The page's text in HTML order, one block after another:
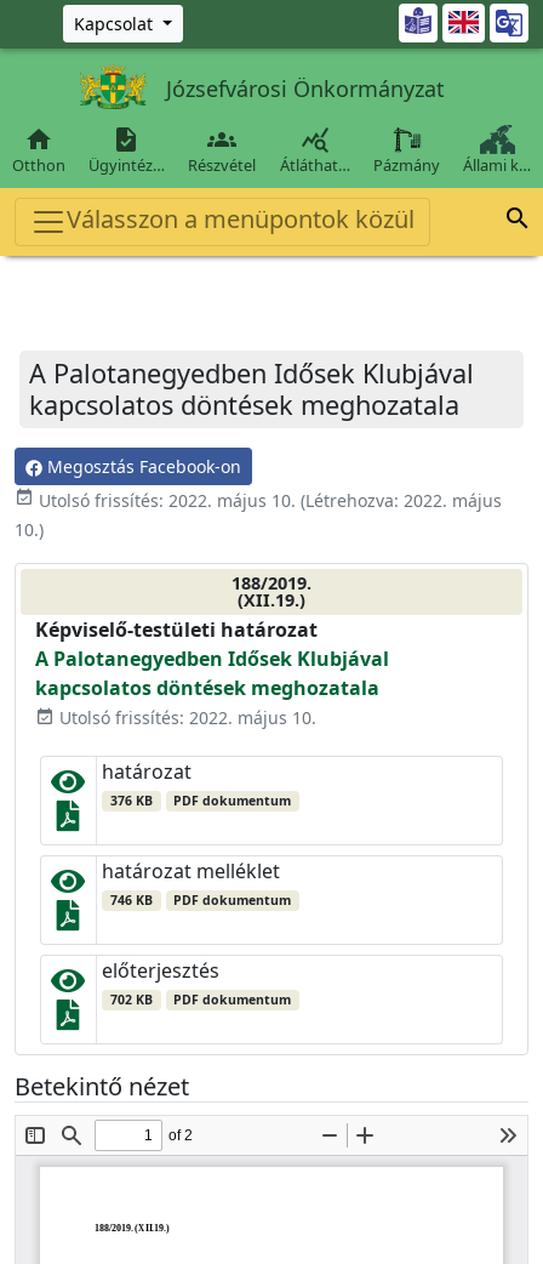
Ugrás a fő tartalomra
Kapcsolat 
Józsefvárosi Önkormányzat

Otthon

Ügyintéz…

Részvétel

Átláthat… Pázmány Állami k…
Válasszon a menüpontok közül 
A Palotanegyedben Idősek Klubjával
kapcsolatos döntések meghozatala
Megosztás Facebook-on
event_available Utolsó frissítés: 2022. május 10. (Létrehozva: 2022. május
10.)
188/2019.
(XII.19.)
Képviselő-testületi határozat
A Palotanegyedben Idősek Klubjával
kapcsolatos döntések meghozatala
event_available Utolsó frissítés: 2022. május 10.
határozat
376 KB PDF dokumentum
határozat melléklet
746 KB PDF dokumentum
előterjesztés
702 KB PDF dokumentum
Betekintő nézet